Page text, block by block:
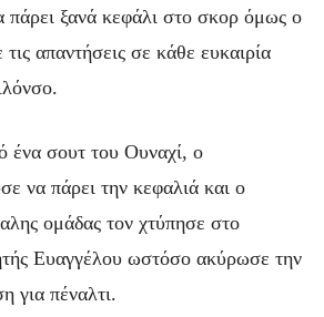
πάρει ξανά κεφάλι στο σκορ όμως ο
απαντήσεις σε κάθε ευκαιρία
ένα σουτ του Ουναχί, ο
να πάρει την κεφαλιά και ο
ομάδας τον χτύπησε στο
Ευαγγέλου ωστόσο ακύρωσε την
για πέναλτι.